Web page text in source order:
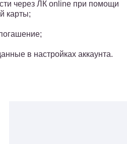
через ЛК online при помощи
карты;
в настройках аккаунта.